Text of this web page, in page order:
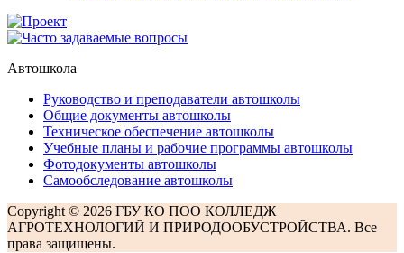
Автошкола
Руководство и преподаватели автошколы
Общие документы автошколы
Техническое обеспечение автошколы
Учебные планы и рабочие программы автошколы
Фотодокументы автошколы
Самообследование автошколы
Copyright © 2026 ГБУ КО ПОО КОЛЛЕДЖ
АГРОТЕХНОЛОГИЙ И ПРИРОДООБУСТРОЙСТВА. Все
права защищены.